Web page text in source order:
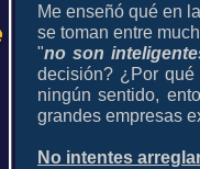
Me enseñó qué en
se toman entre
"no son
decisión? ¿Por
ningún sentido,
grandes empresas
No intentes